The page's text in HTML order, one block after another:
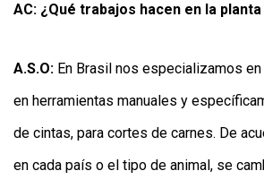
AC: ¿Qué trabajos hacen en la
A.S.O: En Brasil nos especializamos
en herramientas manuales y
de cintas, para cortes de carnes. De
en cada país o el tipo de animal, se